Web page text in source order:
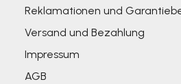
Reklamationen und
Versand und Bezahlung
Impressum
AGB